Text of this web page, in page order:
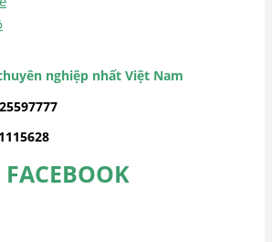
nghiệp nhất Việt Nam
FACEBOOK